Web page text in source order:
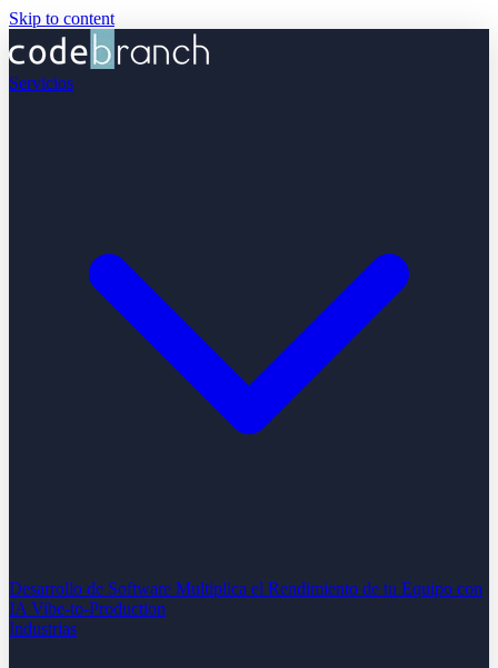
Skip to content
Servicios
Desarrollo de Software Multiplica el Rendimiento de tu Equipo con
IA Vibe-to-Production
Industrias